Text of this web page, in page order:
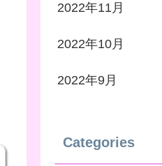
2022年11月
2022年10月
2022年9月
Categories